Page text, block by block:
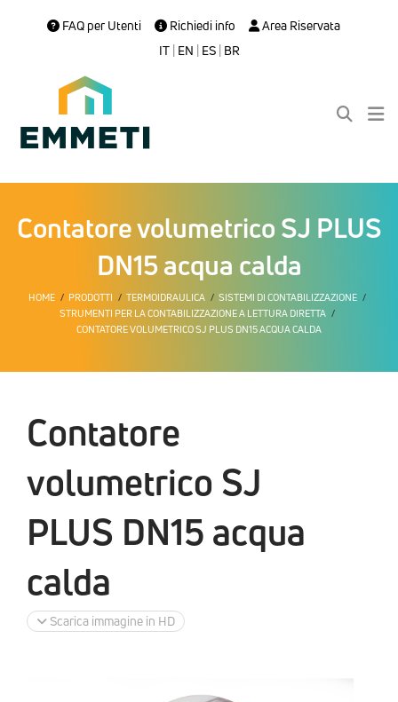
FAQ per Utenti Richiedi info
Area Riservata
IT| EN | ES| BR
Contatore volumetrico SJ PLUS
DN15 acqua calda
HOME PRODOTTI TERMOIDRAULICA
SISTEMI DI CONTABILIZZAZIONE
STRUMENTI PER LA CONTABILIZZAZIONE A LETTURA DIRETTA
CONTATORE VOLUMETRICO SJ PLUS DN15 ACQUA CALDA
Contatore
volumetrico SJ
PLUS DN15 acqua
calda
Scarica immagine in HD